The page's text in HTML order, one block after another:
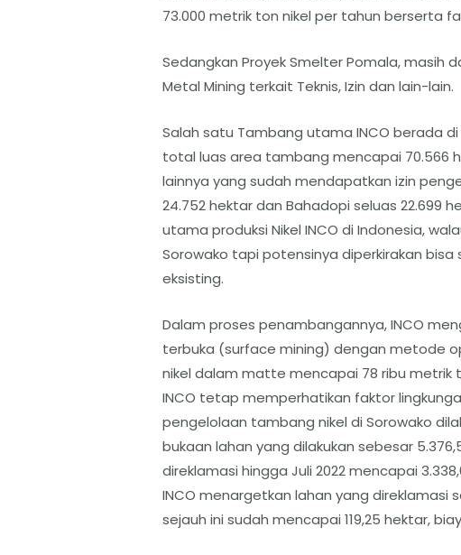
73.000 metrik ton nikel per tahun berserta
Sedangkan Proyek Smelter Pomala, masih
Metal Mining terkait Teknis, Izin dan lain-lain.
Salah satu Tambang utama INCO berada
total luas area tambang mencapai 70.566
lainnya yang sudah mendapatkan izin
24.752 hektar dan Bahadopi seluas 22.699
utama produksi Nikel INCO di Indonesia,
Sorowako tapi potensinya diperkirakan
eksisting.
Dalam proses penambangannya, INCO
terbuka (surface mining) dengan metode
nikel dalam matte mencapai 78 ribu metrik
INCO tetap memperhatikan faktor
pengelolaan tambang nikel di Sorowako
bukaan lahan yang dilakukan sebesar
direklamasi hingga Juli 2022 mencapai
INCO menargetkan lahan yang direklamasi
sejauh ini sudah mencapai 119,25 hektar,